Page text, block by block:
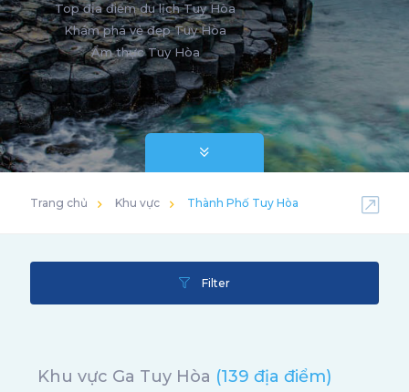
Top địa điểm du lịch Tuy Hòa
Khám phá vẻ đẹp Tuy Hòa
Ẩm thực Tuy Hòa
Trang chủ Khu vực Thành Phố Tuy Hòa
Filter
Khu vực Ga Tuy Hòa (139 địa điểm)